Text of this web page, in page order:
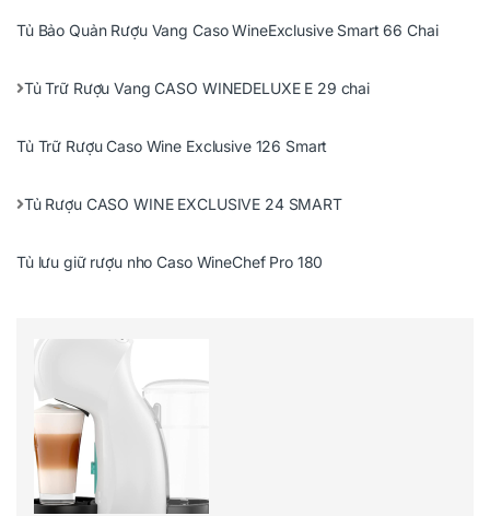
Tủ Bảo Quản Rượu Vang Caso WineExclusive Smart 66 Chai
Tủ Trữ Rượu Vang CASO WINEDELUXE E 29 chai
Tủ Trữ Rượu Caso Wine Exclusive 126 Smart
Tủ Rượu CASO WINE EXCLUSIVE 24 SMART
Tủ lưu giữ rượu nho Caso WineChef Pro 180